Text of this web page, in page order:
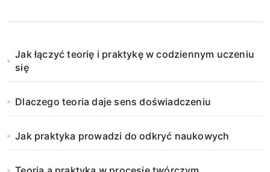
Jak łączyć teorię i praktykę w codziennym uczeniu
się
Dlaczego teoria daje sens doświadczeniu
Jak praktyka prowadzi do odkryć naukowych